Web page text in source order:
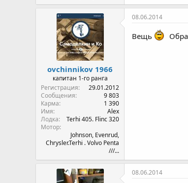
ovchinnikov 1966
капитан 1-го ранга
Регистрация
29.01.2012
Сообщения
9 803
Карма
1 390
Имя
Alex
Лодка
Terhi 405. Flinc 320
Мотор
Johnson, Evenrud,
Chrysler.Terhi . Volvo Penta
///...
08.06.2014
Вещь
08.06.2014